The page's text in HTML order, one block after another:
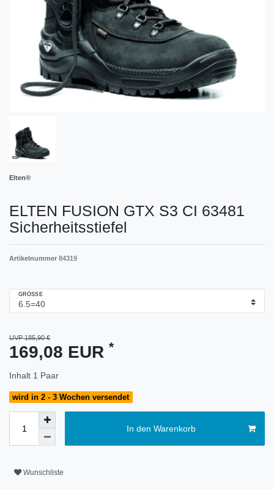
Elten®
ELTEN FUSION GTX S3 CI 63481
Sicherheitsstiefel
Artikelnummer 84319
GRÖSSE
UVP 185,90 €
169,08 EUR *
Inhalt 1 Paar
wird in 2 - 3 Wochen versendet
In den Warenkorb
Wunschliste